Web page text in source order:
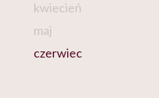
kwiecień
maj
czerwiec